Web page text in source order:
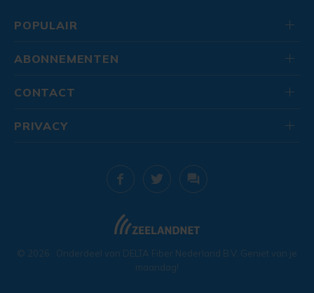
POPULAIR
ABONNEMENTEN
CONTACT
© 2026 . Onderdeel van DELTA Fiber Nederland B.V. Geniet van je
maandag!
PRIVACY